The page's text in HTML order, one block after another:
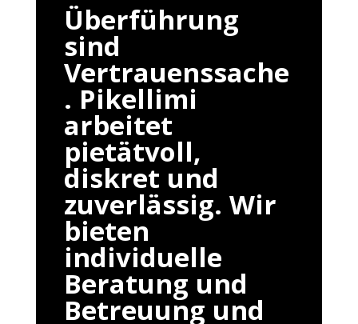
Überführung
sind
Vertrauenssache
. Pikellimi
arbeitet
pietätvoll,
diskret und
zuverlässig. Wir
bieten
individuelle
Beratung und
Betreuung und